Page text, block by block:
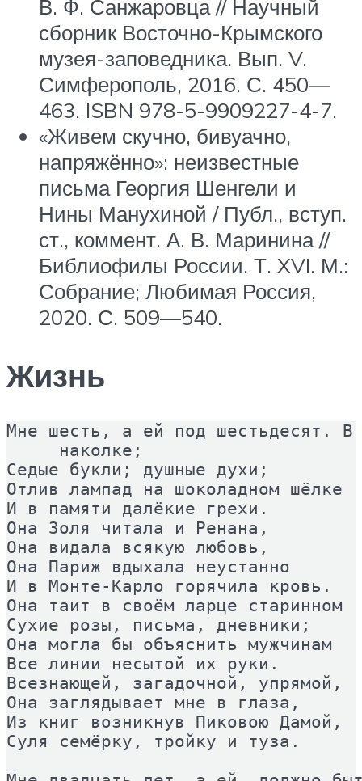
В. Ф. Санжаровца // Научный
сборник Восточно-Крымского
музея-заповедника. Вып. V.
Симферополь, 2016. С. 450—
463. ISBN 978-5-9909227-4-7.
«Живем скучно, бивуачно,
напряжённо»: неизвестные
письма Георгия Шенгели и
Нины Манухиной / Публ., вступ.
ст., коммент. А. В. Маринина //
Библиофилы России. Т. XVI. М.:
Собрание; Любимая Россия,
2020. С. 509—540.
Жизнь
Мне шесть, а ей под шестьдесят.
     наколке;
Седые букли; душные духи;
Отлив лампад на шоколадном шёлке
И в памяти далёкие грехи.
Она Золя читала и Ренана,
Она видала всякую любовь,
Она Париж вдыхала неустанно
И в Монте-Карло горячила кровь.
Она таит в своём ларце старинном
Сухие розы, письма, дневники;
Она могла бы объяснить мужчинам
Все линии несытой их руки.
Всезнающей, загадочной, упрямой,
Она заглядывает мне в глаза,
Из книг возникнув Пиковою Дамой,
Суля семёрку, тройку и туза.